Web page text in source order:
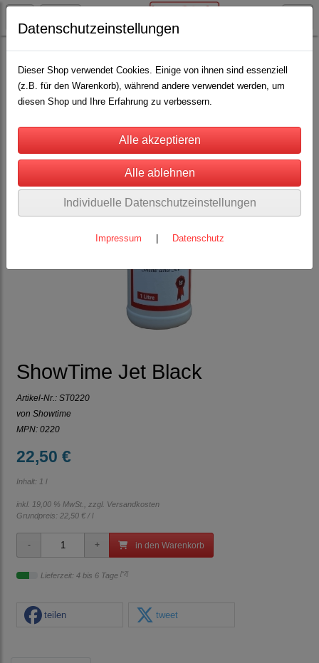
Rinderhaltung Fitting- und Showartikel(25)
ShowTime Jet Black
Artikel-Nr.: ST0220
von Showtime
MPN: 0220
22,50 €
Inhalt: 1 l
inkl. 19,00 % MwSt., zzgl. Versandkosten
Grundpreis: 22,50 € / l
in den Warenkorb
Lieferzeit: 4 bis 6 Tage [*2]
teilen tweet
Datenschutzeinstellungen
Dieser Shop verwendet Cookies. Einige von ihnen sind essenziell
(z.B. für den Warenkorb), während andere verwendet werden, um
diesen Shop und Ihre Erfahrung zu verbessern.
Individuelle Datenschutzeinstellungen
Impressum Datenschutz